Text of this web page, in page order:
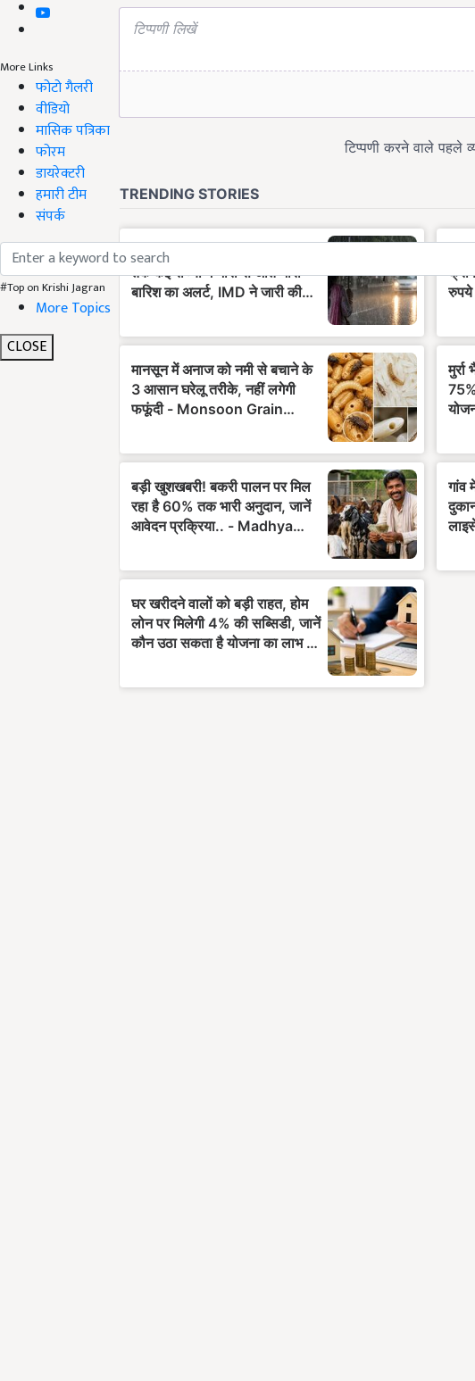
More Links
फोटो गैलरी
वीडियो
मासिक पत्रिका
फोरम
डायरेक्टरी
हमारी टीम
संपर्क
#Top on Krishi Jagran
More Topics
CLOSE